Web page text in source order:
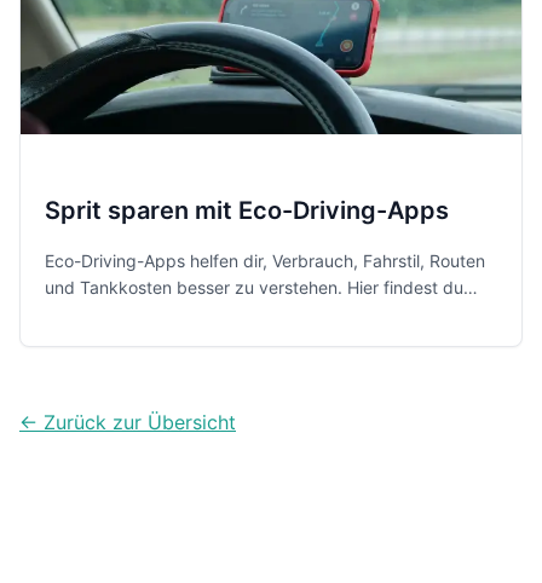
Sprit sparen mit Eco-Driving-Apps
Eco-Driving-Apps helfen dir, Verbrauch, Fahrstil, Routen
und Tankkosten besser zu verstehen. Hier findest du
← Zurück zur Übersicht